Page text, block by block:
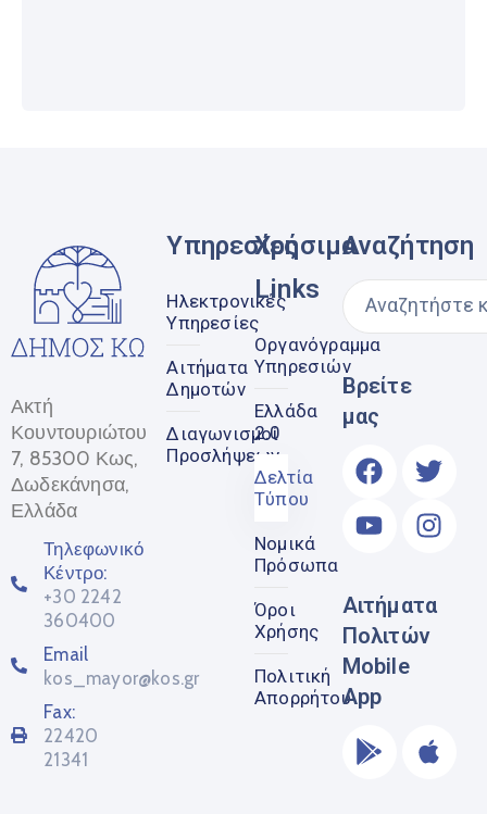
Ακτή
Κουντουριώτου
7, 85300 Κως,
Δωδεκάνησα,
Ελλάδα
Τηλεφωνικό
Κέντρο:
+30 2242
360400
Email
kos_mayor@kos.gr
Fax:
22420
21341
Υπηρεσίες
Ηλεκτρονικές
Υπηρεσίες
Αιτήματα
Δημοτών
Διαγωνισμοί
Προσλήψεων
Χρήσιμα
Links
Οργανόγραμμα
Υπηρεσιών
Ελλάδα
2.0
Δελτία
Τύπου
Νομικά
Πρόσωπα
Όροι
Χρήσης
Πολιτική
Απορρήτου
Αναζήτηση
Βρείτε
μας
Αιτήματα
Πολιτών
Mobile
App